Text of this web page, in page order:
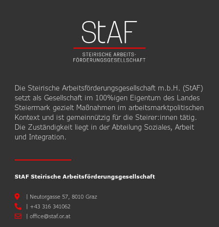
Die Steirische Arbeitsförderungsgesellschaft m.b.H. (StAF)
setzt als Gesellschaft im 100%igen Eigentum des Landes
Steiermark gezielt Maßnahmen im arbeitsmarktpolitischen
Kontext und ist gemeinnützig für die Steirer:innen tätig.
Die Zuständigkeit liegt in der Abteilung Soziales, Arbeit
und Integration.
StAF Steirische Arbeitsförderungsgesellschaft
Neutorgasse 57, 8010 Graz
+43 316 341062
office@staf.or.at